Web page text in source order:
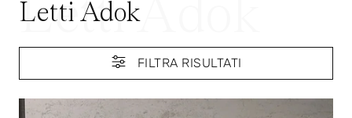
Letti Adok
FILTRA RISULTATI